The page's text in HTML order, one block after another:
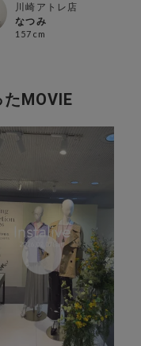
川崎アトレ店
なつみ
157cm
MOVIE